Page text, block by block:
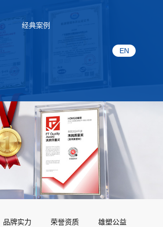
经典案例
EN
品牌实力 荣誉资质 雄塑公益